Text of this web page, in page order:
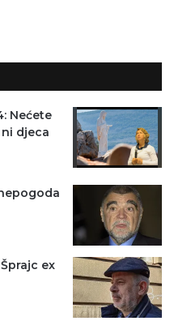
Nećete
djeca
ex